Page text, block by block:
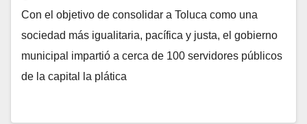
Con el objetivo de consolidar a Toluca como una
sociedad más igualitaria, pacífica y justa, el gobierno
municipal impartió a cerca de 100 servidores públicos
de la capital la plática